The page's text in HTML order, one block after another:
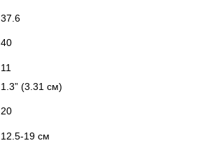
37.6
40
11
1.3” (3.31 см)
20
12.5-19 см